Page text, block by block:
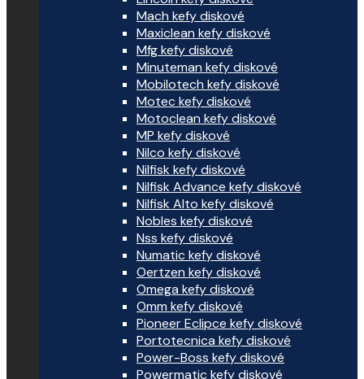
Mach kefy diskové
Maxiclean kefy diskové
Mfg kefy diskové
Minuteman kefy diskové
Mobilotech kefy diskové
Motec kefy diskové
Motoclean kefy diskové
MP kefy diskové
Nilco kefy diskové
Nilfisk kefy diskové
Nilfisk Advance kefy diskové
Nilfisk Alto kefy diskové
Nobles kefy diskové
Nss kefy diskové
Numatic kefy diskové
Oertzen kefy diskové
Omega kefy diskové
Omm kefy diskové
Pioneer Eclipce kefy diskové
Portotecnica kefy diskové
Power-Boss kefy diskové
Powermatic kefy diskové